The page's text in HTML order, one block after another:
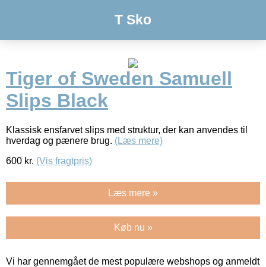
T Sko
Tiger of Sweden Samuell
Slips Black
Klassisk ensfarvet slips med struktur, der kan anvendes til
hverdag og pænere brug. (Læs mere)
600 kr. (Vis fragtpris)
Læs mere »
Køb nu »
Vi har gennemgået de mest populære webshops og anmeldt